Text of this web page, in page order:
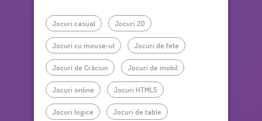
Jocuri casual Jocuri 2D
Jocuri cu mouse-ul Jocuri de fete
Jocuri de Crăciun Jocuri de mobil
Jocuri online Jocuri HTML5
Jocuri logice Jocuri de table